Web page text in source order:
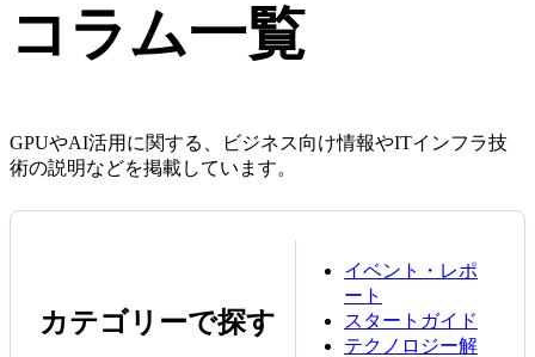
コラム一覧
GPUやAI活用に関する、ビジネス向け情報やITインフラ技
術の説明などを掲載しています。
カテゴリーで探す
イベント・レポ
ート
スタートガイド
テクノロジー解